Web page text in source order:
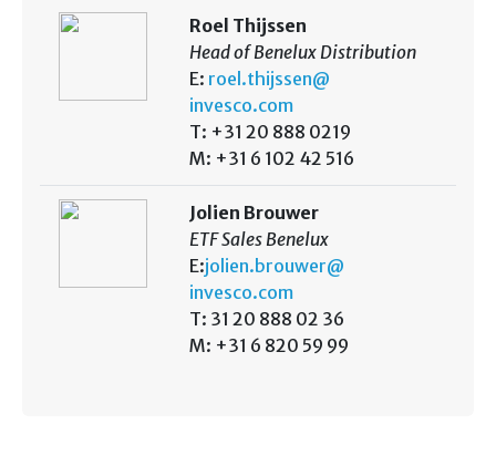
Roel Thijssen
Head of Benelux Distribution
E: roel.thijssen@
invesco.com
T: +31 20 888 0219
M: +31 6 102 42 516
Jolien Brouwer
ETF Sales Benelux
E:jolien.brouwer@
invesco.com
T: 31 20 888 02 36
M: +31 6 820 59 99